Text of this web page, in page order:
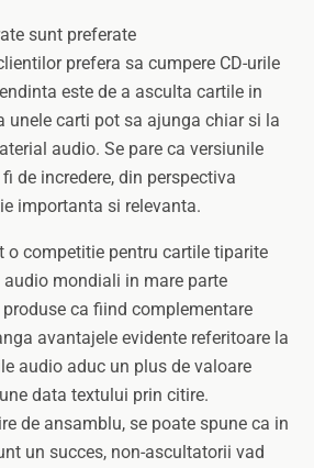
sunt preferate
prefera sa cumpere CD-urile
este de a asculta cartile in
unele carti pot sa ajunga chiar si la
audio. Se pare ca versiunile
de incredere, din perspectiva
importanta si relevanta.
o competitie pentru cartile tiparite
mondiali in mare parte
ca fiind complementare
avantajele evidente referitoare la
audio aduc un plus de valoare
data textului prin citire.
de ansamblu, se poate spune ca in
un succes, non-ascultatorii vad